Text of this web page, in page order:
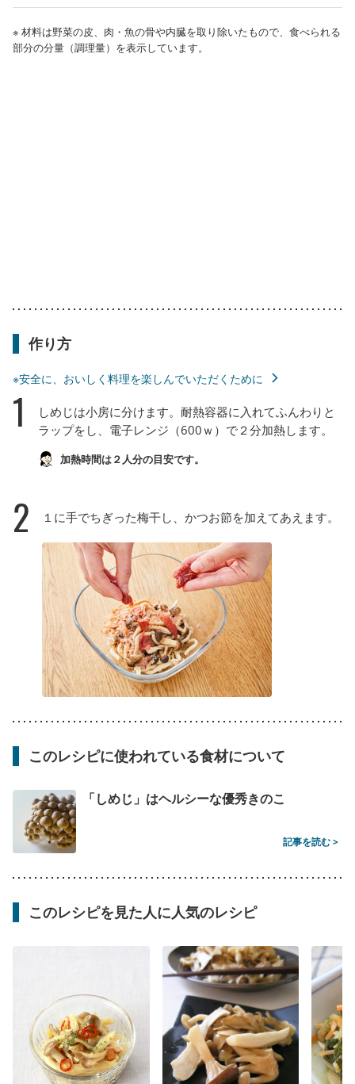
※ 材料は野菜の皮、肉・魚の骨や内臓を取り除いたもので、食べられる
部分の分量（調理量）を表示しています。
作り方
※安全に、おいしく料理を楽しんでいただくために
1
しめじは小房に分けます。耐熱容器に入れてふんわりと
ラップをし、電子レンジ（600ｗ）で２分加熱します。
加熱時間は２人分の目安です。
2 １に手でちぎった梅干し、かつお節を加えてあえます。
このレシピに使われている食材について
「しめじ」はヘルシーな優秀きのこ
記事を読む >
このレシピを見た人に人気のレシピ